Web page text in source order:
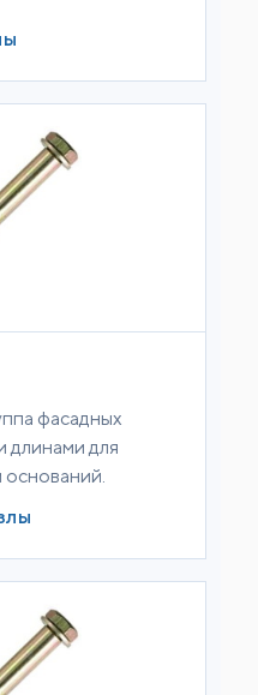
фасадных
длинами для